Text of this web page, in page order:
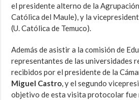
el presidente alterno de la
Católica del Maule), y la
(U. Católica de Temuco).
Además de asistir a la comisión de
representantes de las universidades
recibidos por el presidente de la
Miguel Castro, y el segundo
objetivo de esta visita protocolar fue